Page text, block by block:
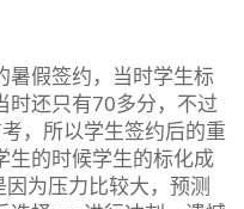
暑假签约，当时学生标
时还只有70多分，不过
，所以学生签约后的重
生的时候学生的标化成
为压力比较大，预测